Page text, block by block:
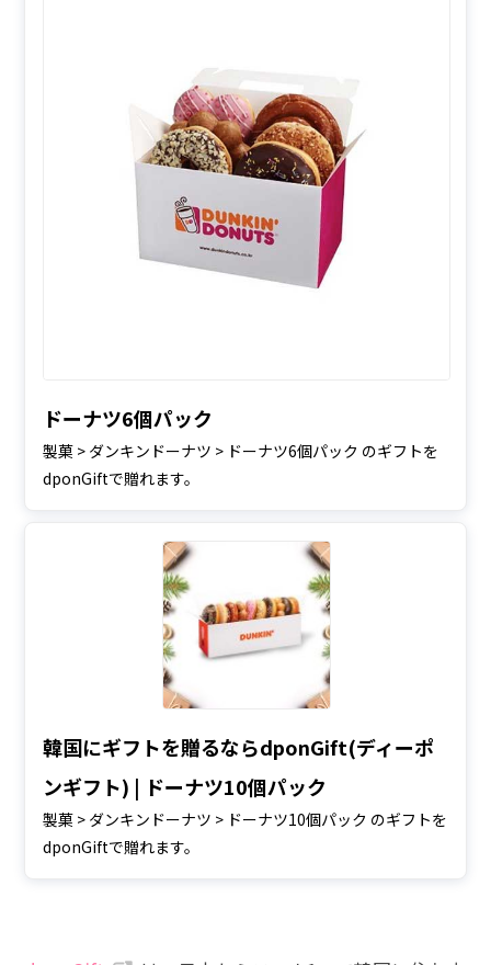
ドーナツ6個パック
製菓 > ダンキンドーナツ > ドーナツ6個パック のギフトを
dponGiftで贈れます。
韓国にギフトを贈るならdponGift(ディーポ
ンギフト) | ドーナツ10個パック
製菓 > ダンキンドーナツ > ドーナツ10個パック のギフトを
dponGiftで贈れます。